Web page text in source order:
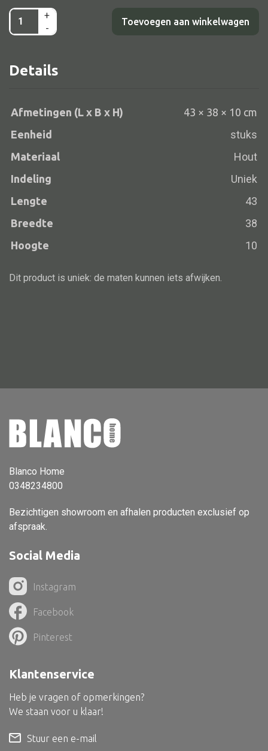
Kruk
Stoel overig
Bank gestoffeerd
Bank hout
Bank IJzer
Chaise longues
Poef
Alle deco
Kandelaar
Pilaar
Dienblad
Mand
Roomdevider
Alle textiel
Kussen
Bajot
rond
aantal
+
-
Toevoegen aan winkelwagen
Details
Afmetingen (L x B x H)
43 × 38 × 10 cm
Eenheid
stuks
Materiaal Hout
Indeling Uniek
Lengte 43
Breedte 38
Hoogte 10
Dit product is uniek: de maten kunnen iets afwijken.
Blanco Home
0348234800
Bezichtigen showroom en afhalen producten exclusief op
afspraak.
Social Media
Instagram
Facebook
Pinterest
Klantenservice
Heb je vragen of opmerkingen?
We staan voor u klaar!
Stuur een e-mail